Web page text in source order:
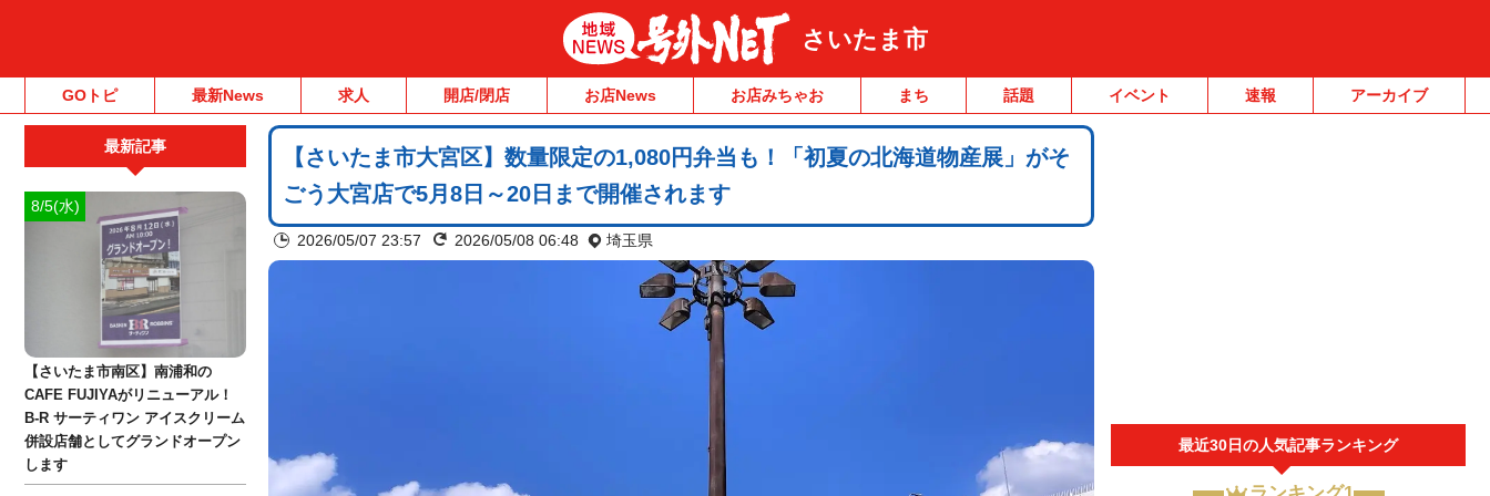
さいたま市
GOトピ 最新News 求人 開店/閉店 お店News お店みちゃお まち 話題 イベント 速報 アーカイブ
【さいたま市大宮区】数量限定の1,080円弁当も！「初夏の北海道物産展」がそ
ごう大宮店で5月8日～20日まで開催されます
2026/05/07 23:57 2026/05/08 06:48 埼玉県
最近30日の人気記事ランキング
最新記事
8/5(水)
【さいたま市南区】南浦和の
CAFE FUJIYAがリニューアル！
B-R サーティワン アイスクリーム
併設店舗としてグランドオープン
します